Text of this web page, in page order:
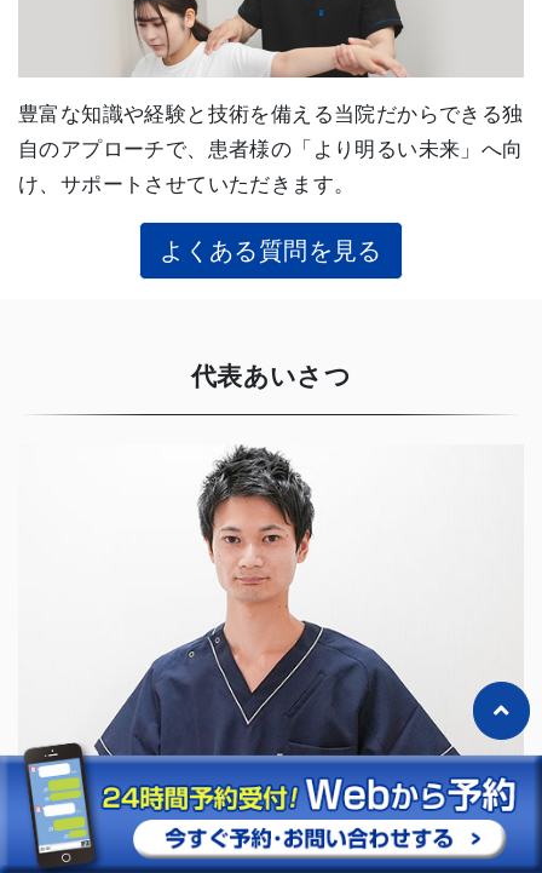
豊富な知識や経験と技術を備える当院だからできる独
自のアプローチで、患者様の「より明るい未来」へ向
け、サポートさせていただきます。
よくある質問を見る
代表あいさつ
「清須みくる整骨院・整体院」
代表：松原 裕紀